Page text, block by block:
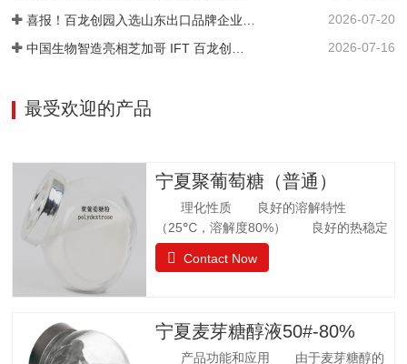
数细菌和酵母所发酵。遮蔽异味，平衡口
感和风味。在高温下长时间加热比蔗糖稍
易容易着色。 法规许可中国：食品添加剂
2026-07-20
中国生物智造亮相芝加哥 IFT 百龙创园 S1421 展位引爆全球健康配料洽谈热潮 2026-07-16
最受欢迎的产品
宁夏聚葡萄糖（普通）
理化性质 良好的溶解特性
（25℃，溶解度80%） 良好的热稳定
性 环境湿度高，充分吸水 法规
许可 57个国家批准应用聚葡萄糖.
聚葡萄糖质量标准 GB25541-2010项目
指标聚葡萄糖中和、脱色后的聚葡萄糖.聚
Contact Now
宁夏麦芽糖醇液50#-80%
产品功能和应用 由于麦芽糖醇的